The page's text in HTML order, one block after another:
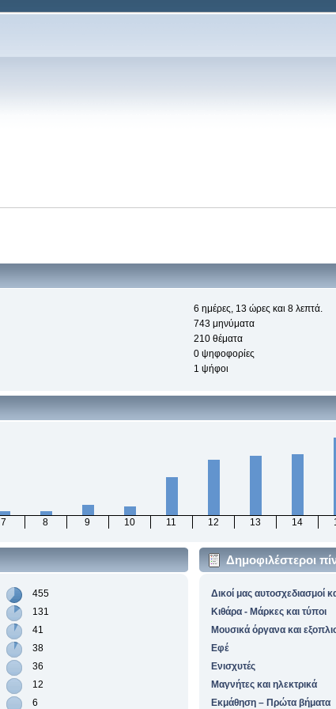
6 ημέρες, 13 ώρες και 8 λεπτά.
743 μηνύματα
210 θέματα
0 ψηφοφορίες
1 ψήφοι
7 8 9 10 11 12 13 14
455
131
41
38
36
12
6
Δημοφιλέστεροι
Δικοί μας αυτοσχεδιασμοί
Κιθάρα - Μάρκες και τύποι
Μουσικά όργανα και
Εφέ
Ενισχυτές
Μαγνήτες και ηλεκτρικά
Εκμάθηση – Πρώτα βήματα